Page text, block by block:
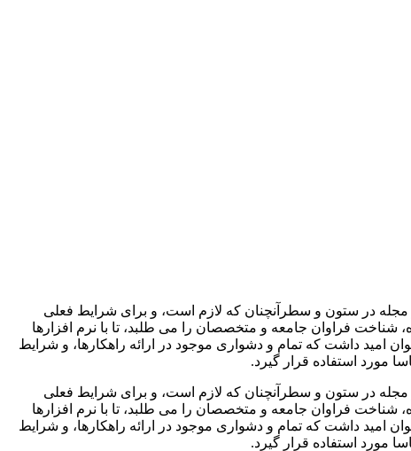
مجله در ستون و سطرآنچنان که لازم است، و برای شرایط فعلی
شناخت فراوان جامعه و متخصصان را می طلبد، تا با نرم افزارها
داشت که تمام و دشواری موجود در ارائه راهکارها، و شرایط
مورد استفاده قرار گیرد.
مجله در ستون و سطرآنچنان که لازم است، و برای شرایط فعلی
شناخت فراوان جامعه و متخصصان را می طلبد، تا با نرم افزارها
داشت که تمام و دشواری موجود در ارائه راهکارها، و شرایط
مورد استفاده قرار گیرد.